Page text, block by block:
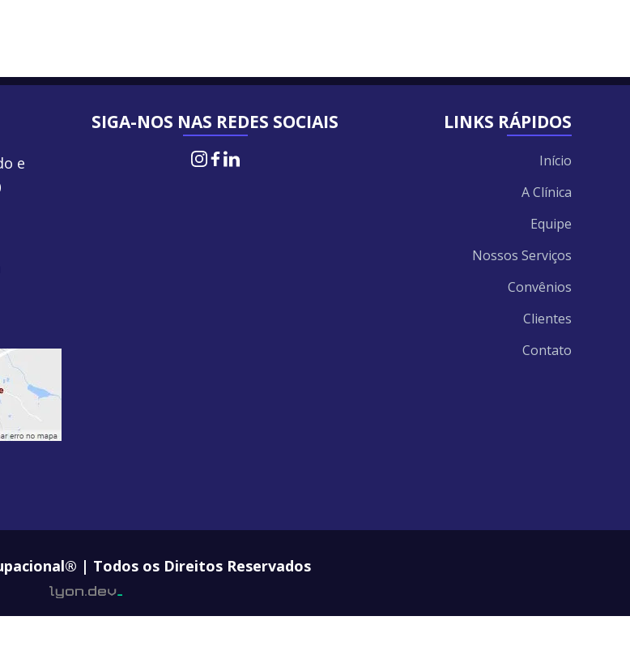
e
SIGA-NOS NAS REDES SOCIAIS
Instagram
LINKS RÁPIDOS
Início
A Clínica
Equipe
Nossos Serviços
Convênios
Clientes
Contato
| Todos os Direitos Reservados